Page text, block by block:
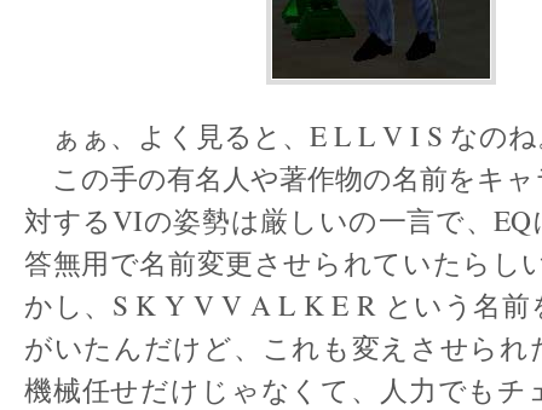
ぁぁ、よく見ると、E L L V I S なの
この手の有名人や著作物の名前をキ
対するVIの姿勢は厳しいの一言で、
答無用で名前変更させられていたらし
かし、S K Y V V A L K E R という名
がいたんだけど、これも変えさせられ
機械任せだけじゃなくて、人力でもチ